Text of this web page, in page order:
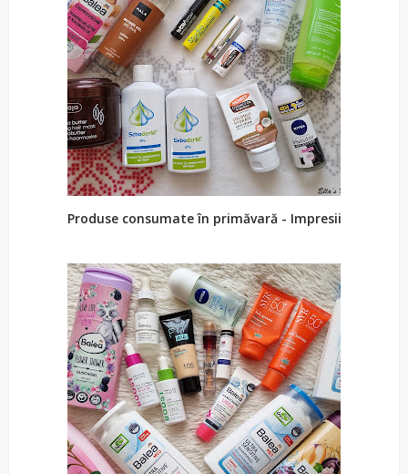
Produse consumate în primăvară - Impresii